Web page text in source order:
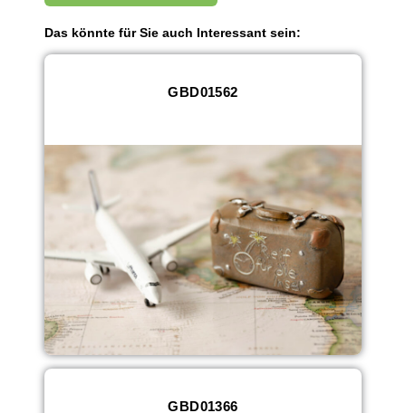
Das könnte für Sie auch Interessant sein:
GBD01562
GBD01366